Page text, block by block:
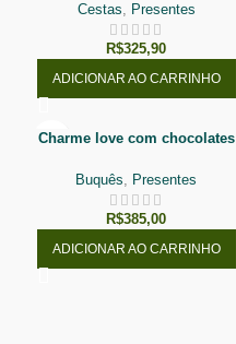
Cestas, Presentes
R$325,90
ADICIONAR AO CARRINHO
Charme love com chocolates
Buquês, Presentes
R$385,00
ADICIONAR AO CARRINHO